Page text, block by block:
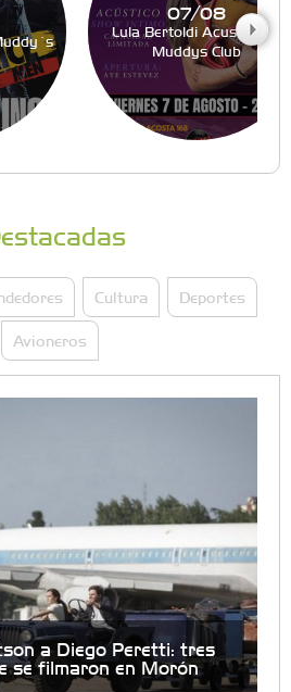
07/08
Lula Bertoldi Acustico en
Muddys Club
Cultura Deportes
Avioneros
a Diego Peretti: tres
se filmaron en Morón